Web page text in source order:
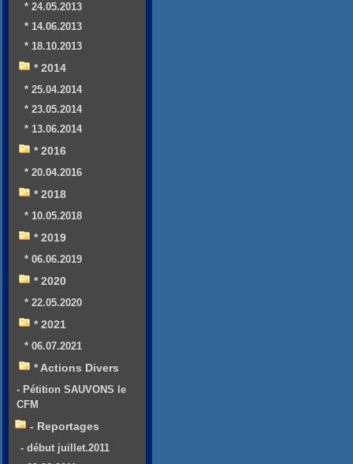
* 24.05.2013
* 14.06.2013
* 18.10.2013
* 2014
* 25.04.2014
* 23.05.2014
* 13.06.2014
* 2016
* 20.04.2016
* 2018
* 10.05.2018
* 2019
* 06.06.2019
* 2020
* 22.05.2020
* 2021
* 06.07.2021
* Actions Divers
- Pétition SAUVONS le
CFM
- Reportages
- début juillet.2011